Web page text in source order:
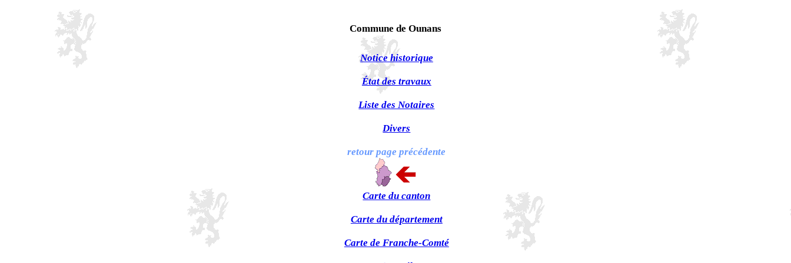
Commune de Ounans
Notice historique
État des travaux
Liste des Notaires
Divers
retour page précédente
Carte du canton
Carte du département
Carte de Franche-Comté